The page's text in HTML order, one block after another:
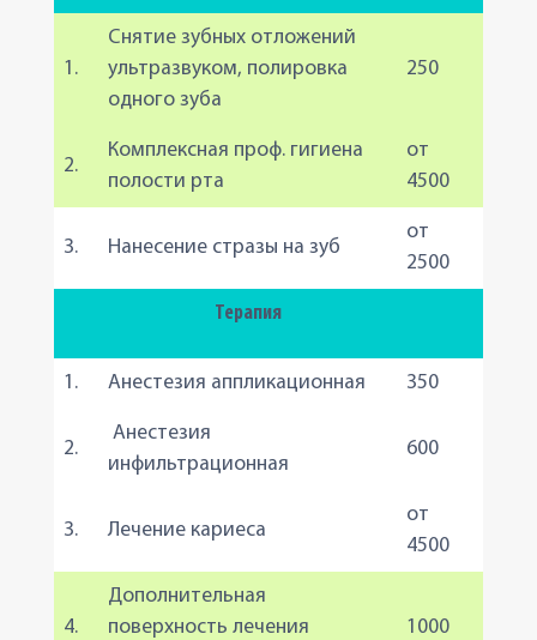
1.
Снятие зубных отложений
ультразвуком, полировка
одного зуба
250
2.
Комплексная проф. гигиена
полости рта
от
4500
3. Нанесение стразы на зуб
от
2500
Терапия
1. Анестезия аппликационная 350
2.
Анестезия
инфильтрационная
600
3. Лечение кариеса
от
4500
4.
Дополнительная
поверхность лечения
1000